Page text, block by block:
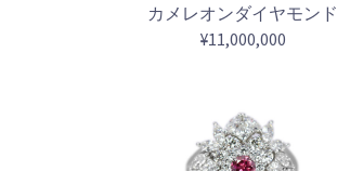
カメレオンダイヤモンド
¥11,000,000